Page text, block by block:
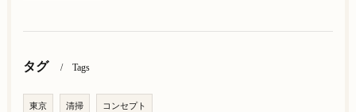
タグ Tags
東京 清掃 コンセプト